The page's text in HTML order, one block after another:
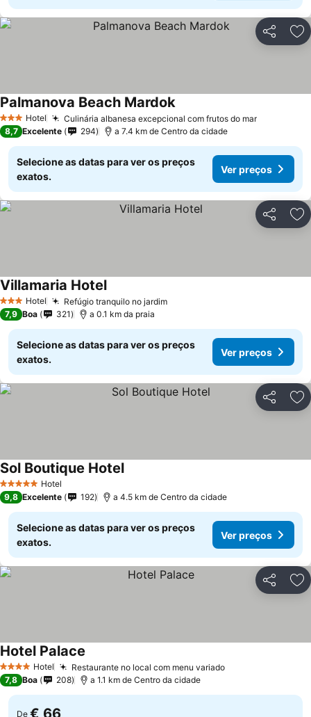
Partilhar
3 EstrelasHotel Culinária albanesa excepcional com frutos do marVer
Palmanova Beach MardokVer preços
8,7 Excelente 294 a 7.4 km de Centro da cidade
Selecione as datas para ver os preços
exatos.
Ver preços
Partilhar
3 EstrelasHotel Refúgio tranquilo no jardimVer preços
Villamaria HotelVer preços
7,9 Boa 321 a 0.1 km da praia
Selecione as datas para ver os preços
exatos.
Ver preços
Partilhar
5 Estrelas Hotel
Sol Boutique HotelVer preços
9,8 Excelente 192 a 4.5 km de Centro da cidade
Selecione as datas para ver os preços
exatos.
Ver preços
Partilhar
4 EstrelasHotel Restaurante no local com menu variadoVer preços
Hotel Palace
7,8 Boa 208 a 1.1 km de Centro da cidade
De € 66